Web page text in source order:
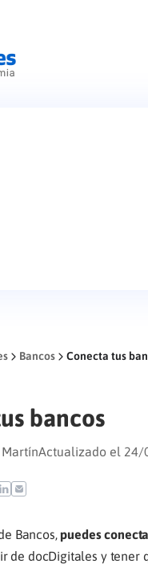
Bancos Conecta tus
bancos
Actualizado el 24/
Bancos,puedes
de docDigitales y